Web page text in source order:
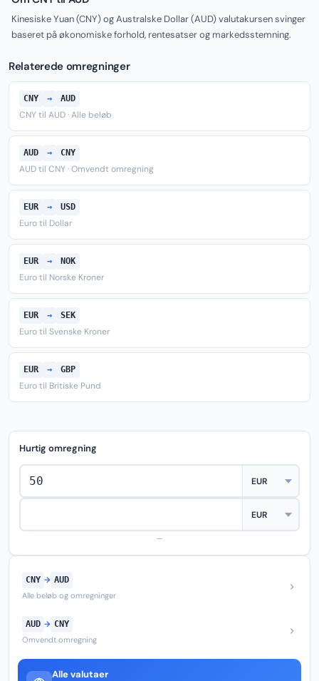
Kinesiske Yuan (CNY) og Australske Dollar (AUD) valutakursen svinger
baseret på økonomiske forhold, rentesatser og markedsstemning.
Relaterede omregninger
CNY → AUD
CNY til AUD · Alle beløb
AUD → CNY
AUD til CNY · Omvendt omregning
EUR → USD
Euro til Dollar
EUR → NOK
Euro til Norske Kroner
EUR → SEK
Euro til Svenske Kroner
EUR → GBP
Euro til Britiske Pund
Hurtig omregning
—
CNY → AUD
Alle beløb og omregninger
AUD → CNY
Omvendt omregning
Alle valutaer